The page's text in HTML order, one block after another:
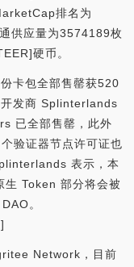
排名为
供应量为3574189枚
硬币。
卡包全部售罄获520
开发商 Splinterlands
已全部售罄，此外
验证器节点许可证也
表示，本
生 Token 部分将会被
。
Network，目前